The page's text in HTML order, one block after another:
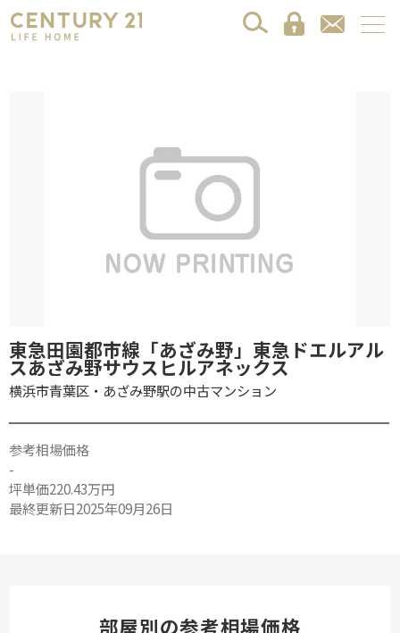
東急田園都市線「あざみ野」東急ドエルアル
スあざみ野サウスヒルアネックス
横浜市青葉区・あざみ野駅の中古マンション
参考相場価格
-
坪単価220.43万円
最終更新日2025年09月26日
部屋別の参考相場価格